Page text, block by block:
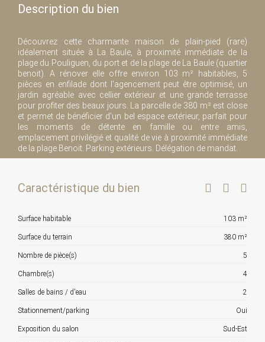
Description du bien
Découvrez cette charmante maison de plain-pied (rare)
idéalement située à La Baule, à proximité immédiate de la
plage du Pouliguen, du port et de la plage de La Baule (quartier
benoit). A rénover elle offre environ 103 m² habitables, 5
pièces en enfilade dont l'agencement peut être optimisé, un
jardin agréable avec cellier extérieur et une grande terrasse
pour profiter des beaux jours. La parcelle de 380 m² est close
et permet de bénéficier d'un bel espace extérieur, parfait pour
les moments de détente en famille ou entre amis,
emplacement privilégié et qualité de vie à proximité immédiate
de la plage Benoit. Parking extérieurs. Délégation de mandat.
Caractéristique du bien
Surface habitable 103 m²
Surface du terrain 380 m²
Nombre de pièce(s) 5
Chambre(s) 4
Salles de bains / d'eau 2
Stationnement/parking Oui
Exposition du salon Sud-Est